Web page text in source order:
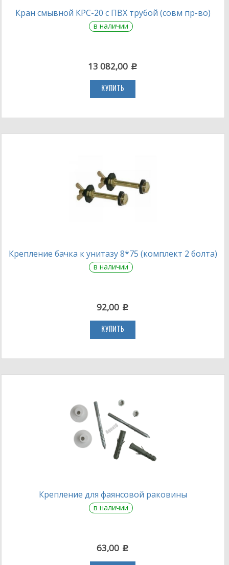
Кран смывной КРС-20 с ПВХ трубой (совм пр-во)
в наличии
13 082,00 c
КУПИТЬ
Крепление бачка к унитазу 8*75 (комплект 2 болта)
в наличии
92,00 c
КУПИТЬ
Крепление для фаянсовой раковины
в наличии
63,00 c